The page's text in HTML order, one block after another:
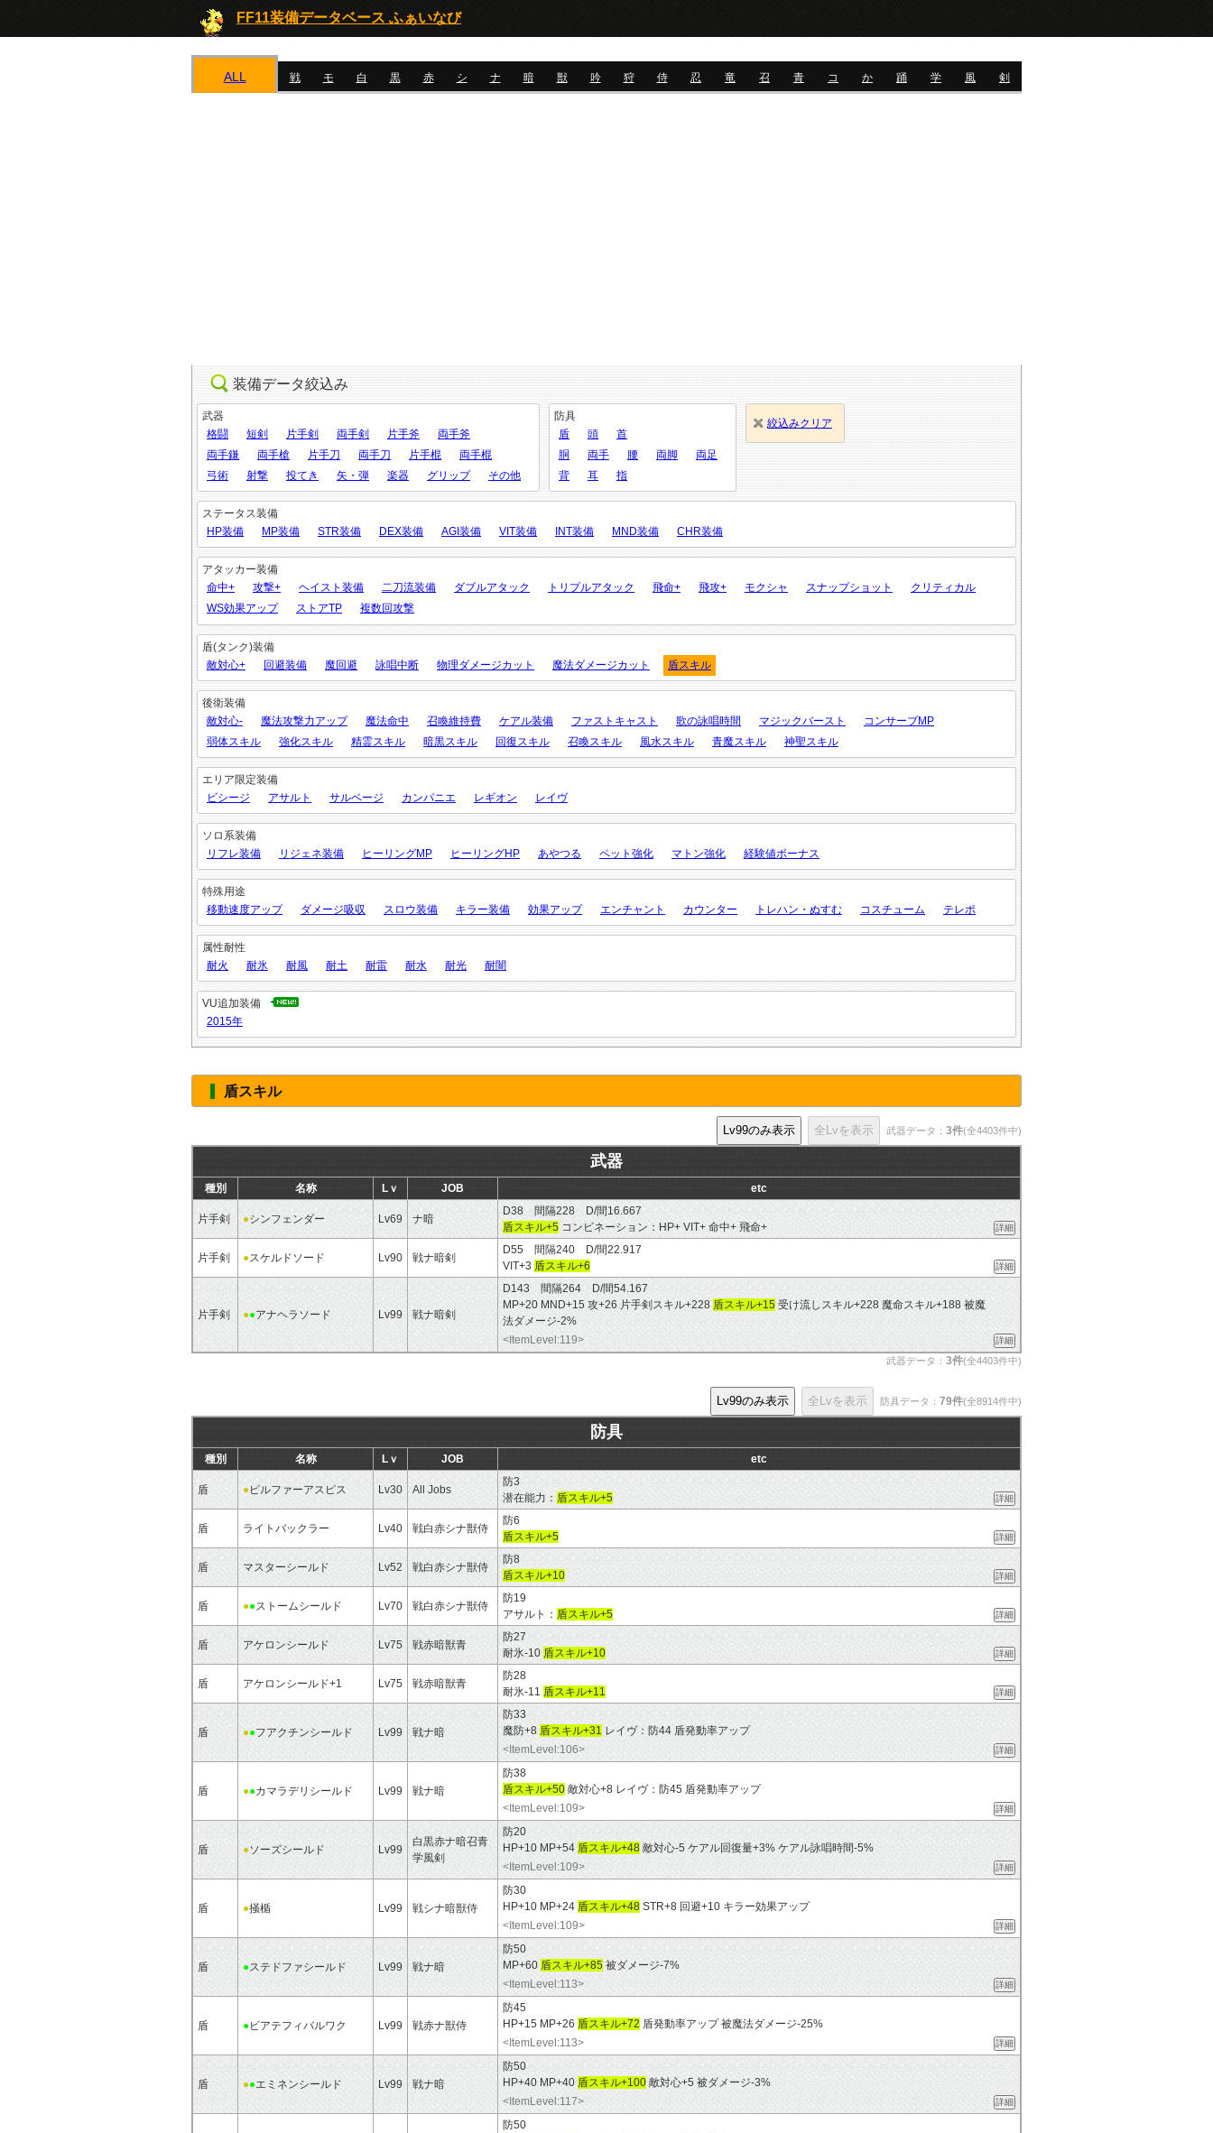
FF11装備データベース ふぁいなび
ALL 戦 モ 白 黒 赤 シ ナ 暗 獣 吟 狩 侍 忍 竜 召 青 コ か 踊 学 風 剣
装備データ絞込み
武器
格闘
短剣 片手剣 両手剣 片手斧
両手斧
両手鎌
両手槍 片手刀 両手刀 片手棍
両手棍
弓術
射撃 投てき 矢・弾 楽器 グリップ その他
防具
盾
頭
首
胴
両手 腰 両脚
両足
背
耳 指
絞込みクリア
ステータス装備
HP装備
MP装備 STR装備 DEX装備 AGI装備 VIT装備 INT装備 MND装備 CHR装備
アタッカー装備
命中+
攻撃+ ヘイスト装備 二刀流装備 ダブルアタック トリプルアタック 飛命+ 飛攻+ モクシャ スナップショット
クリティカル
WS効果アップ
ストアTP 複数回攻撃
盾(タンク)装備
敵対心+
回避装備 魔回避 詠唱中断 物理ダメージカット 魔法ダメージカット 盾スキル
後衛装備
敵対心-
魔法攻撃力アップ 魔法命中 召喚維持費 ケアル装備 ファストキャスト 歌の詠唱時間 マジックバースト
コンサーブMP
弱体スキル
強化スキル 精霊スキル 暗黒スキル 回復スキル 召喚スキル 風水スキル 青魔スキル 神聖スキル
エリア限定装備
ビシージ
アサルト サルベージ カンパニエ レギオン レイヴ
ソロ系装備
リフレ装備
リジェネ装備 ヒーリングMP ヒーリングHP あやつる ペット強化 マトン強化 経験値ボーナス
特殊用途
移動速度アップ
ダメージ吸収 スロウ装備 キラー装備 効果アップ エンチャント カウンター トレハン・ぬすむ コスチューム テレポ
属性耐性
耐火
耐氷 耐風 耐土 耐雷 耐水 耐光 耐闇
VU追加装備
2015年
盾スキル
武器データ： 3件(全4403件中)
武器
種別 名称 Lｖ JOB etc
片手剣 ●シンフェンダー Lv69 ナ暗
D38 間隔228 D/間16.667
盾スキル+5 コンビネーション：HP+ VIT+ 命中+ 飛命+ 詳細
片手剣 ●スケルドソード Lv90 戦ナ暗剣
D55 間隔240 D/間22.917
VIT+3 盾スキル+6 詳細
片手剣 ●●アナヘラソード Lv99 戦ナ暗剣
D143 間隔264 D/間54.167
MP+20 MND+15 攻+26 片手剣スキル+228 盾スキル+15 受け流しスキル+228 魔命スキル+188 被魔
法ダメージ-2%
<ItemLevel:119>
詳細
武器データ： 3件(全4403件中)
防具データ： 79件(全8914件中)
防具
種別 名称 Lｖ JOB etc
盾 ●ピルファーアスピス Lv30 All Jobs
防3
潜在能力： 盾スキル+5 詳細
盾 ライトバックラー Lv40 戦白赤シナ獣侍
防6
盾スキル+5
詳細
盾 マスターシールド Lv52 戦白赤シナ獣侍
防8
盾スキル+10
詳細
盾 ●●ストームシールド Lv70 戦白赤シナ獣侍
防19
アサルト： 盾スキル+5 詳細
盾 アケロンシールド Lv75 戦赤暗獣青
防27
耐氷-10 盾スキル+10 詳細
盾 アケロンシールド+1 Lv75 戦赤暗獣青
防28
耐氷-11 盾スキル+11 詳細
盾 ●●フアクチンシールド Lv99 戦ナ暗
防33
魔防+8 盾スキル+31 レイヴ：防44 盾発動率アップ
<ItemLevel:106>
詳細
盾 ●●カマラデリシールド Lv99 戦ナ暗
防38
盾スキル+50 敵対心+8 レイヴ：防45 盾発動率アップ
<ItemLevel:109>
詳細
盾 ●ソーズシールド Lv99
白黒赤ナ暗召青
学風剣
防20
HP+10 MP+54 盾スキル+48 敵対心-5 ケアル回復量+3% ケアル詠唱時間-5%
<ItemLevel:109>
詳細
盾 ●掻楯 Lv99 戦シナ暗獣侍
防30
HP+10 MP+24 盾スキル+48 STR+8 回避+10 キラー効果アップ
<ItemLevel:109>
詳細
盾 ●ステドファシールド Lv99 戦ナ暗
防50
MP+60 盾スキル+85 被ダメージ-7%
<ItemLevel:113>
詳細
盾 ●ビアテフィバルワク Lv99 戦赤ナ獣侍
防45
HP+15 MP+26 盾スキル+72 盾発動率アップ 被魔法ダメージ-25%
<ItemLevel:113>
詳細
盾 ●●エミネンシールド Lv99 戦ナ暗
防50
HP+40 MP+40 盾スキル+100 敵対心+5 被ダメージ-3%
<ItemLevel:117>
詳細
防50